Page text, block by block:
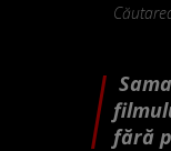
fără